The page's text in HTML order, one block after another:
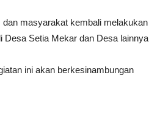
masyarakat kembali melakukan
Desa Setia Mekar dan Desa lainnya
ini akan berkesinambungan